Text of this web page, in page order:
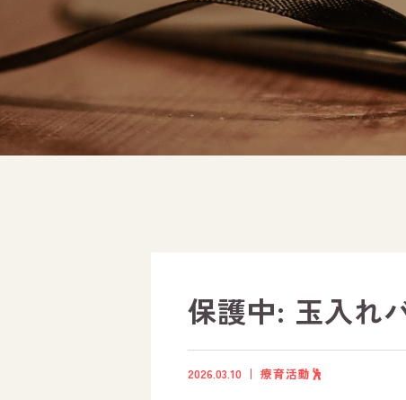
保護中: 玉入れ
2026.03.10 療育活動🕺